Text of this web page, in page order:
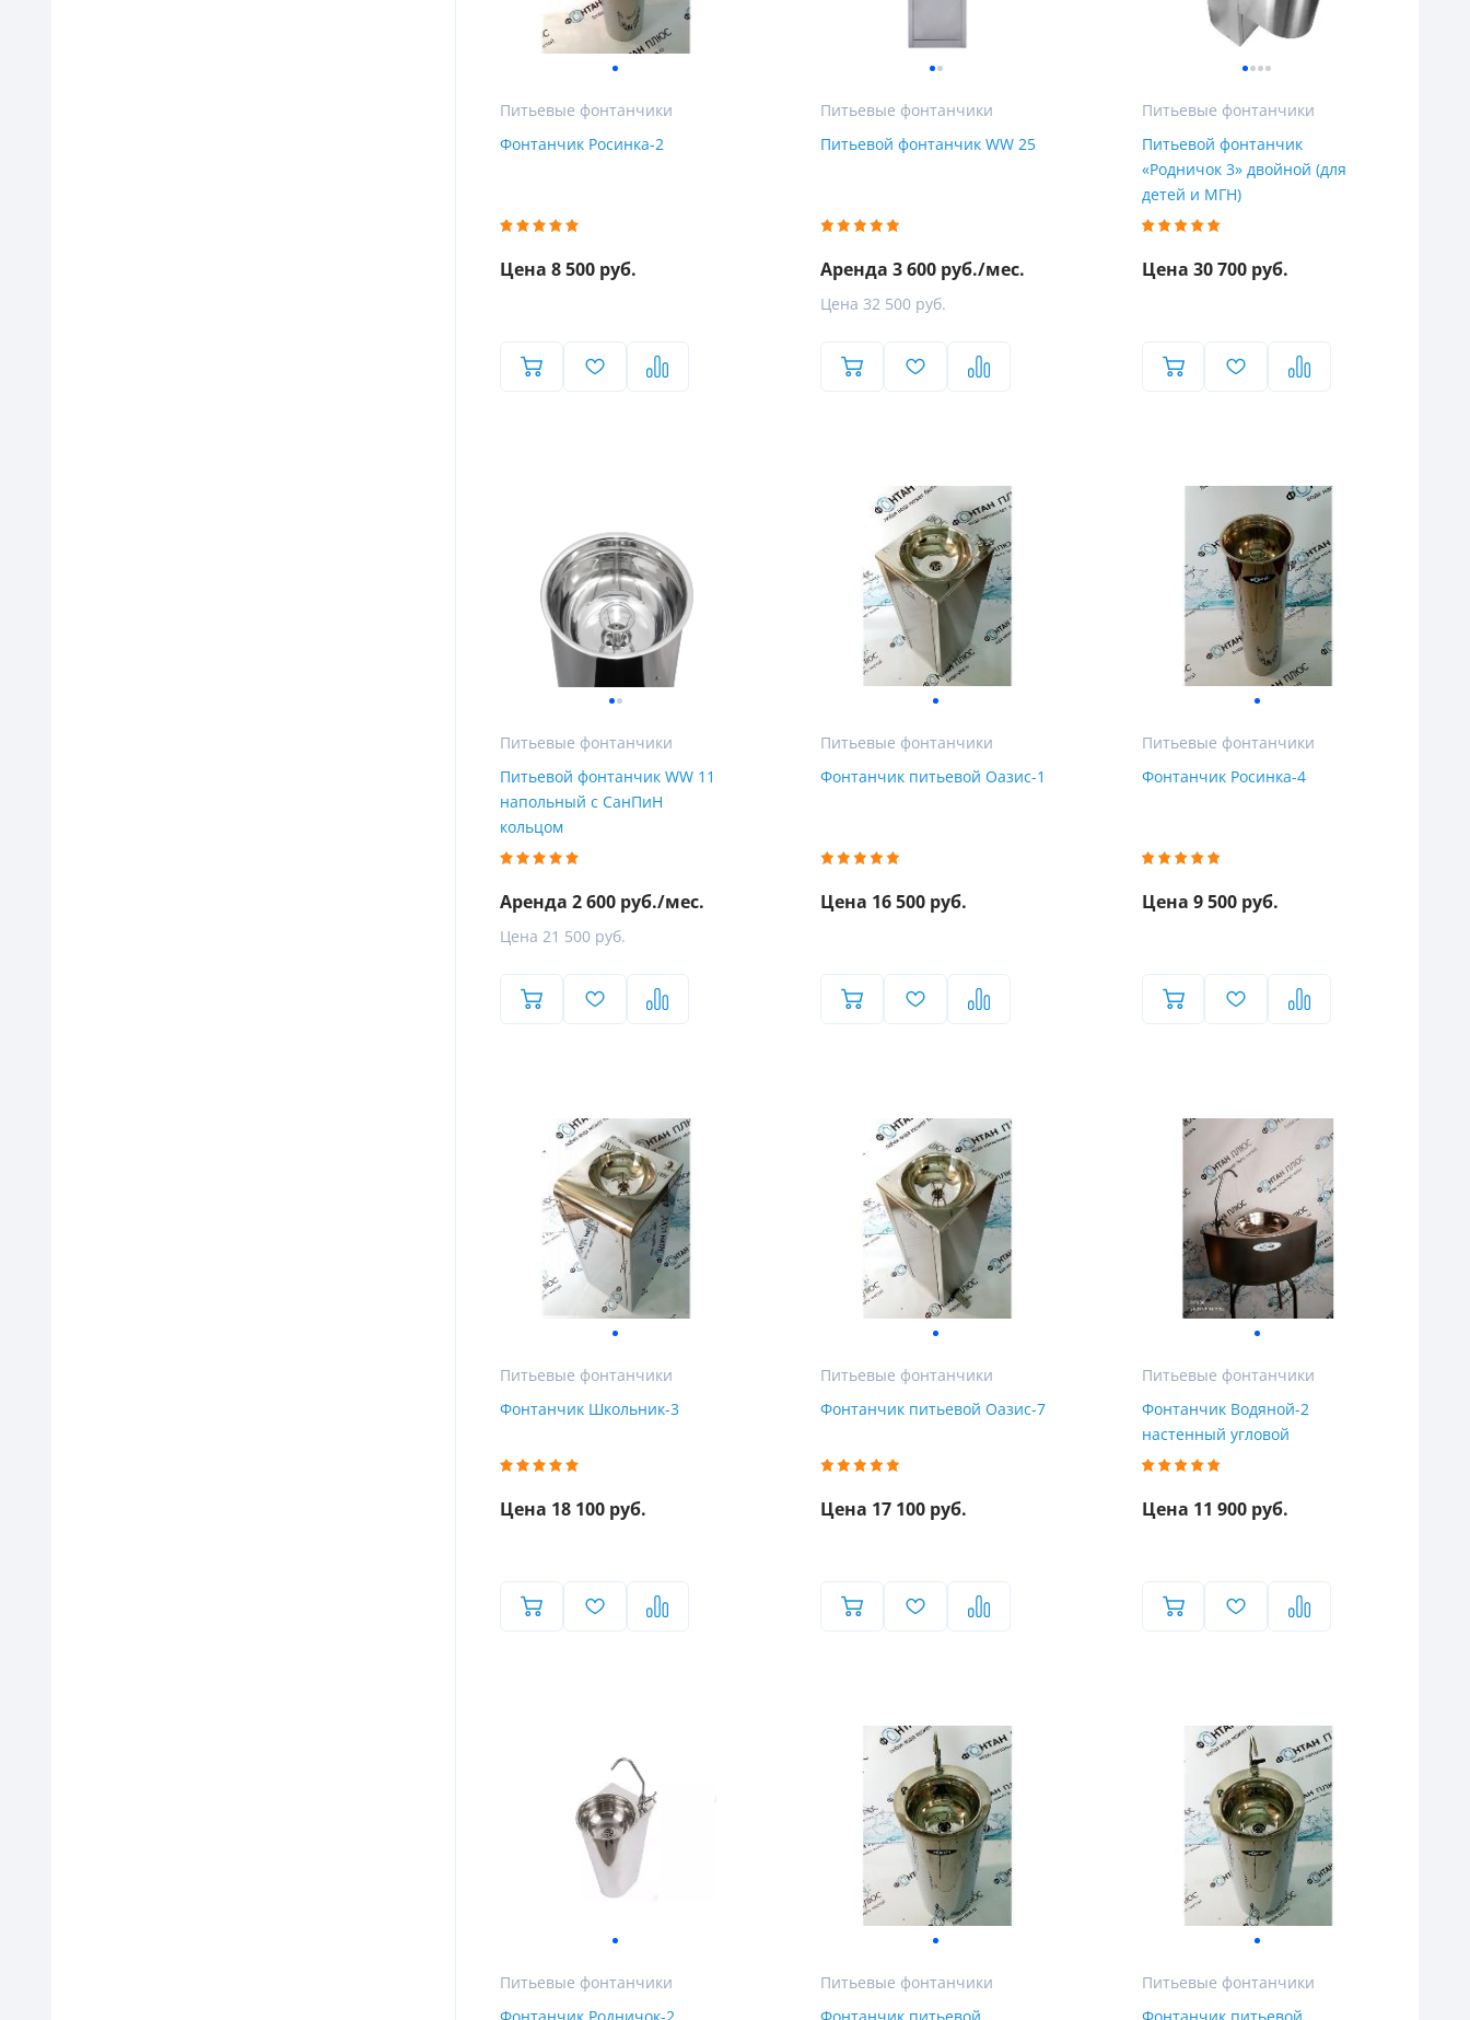
Заказ звонка
Телефон
Выберите причину обращения
Департамент
Я принимаю условия
передачи информации
Фирменные магазины
Питьевые фонтанчики
Фонтанчик Росинка-2
Цена 8 500 руб.
Питьевые фонтанчики
Питьевой фонтанчик WW 25
Аренда 3 600 руб./мес.
Цена 32 500 руб.
Питьевые фонтанчики
Питьевой фонтанчик
«Родничок 3» двойной (для
детей и МГН)
Цена 30 700 руб.
Питьевые фонтанчики
Питьевой фонтанчик WW 11
напольный с СанПиН
кольцом
Аренда 2 600 руб./мес.
Цена 21 500 руб.
Питьевые фонтанчики
Фонтанчик питьевой Оазис-1
Цена 16 500 руб.
Питьевые фонтанчики
Фонтанчик Росинка-4
Цена 9 500 руб.
Питьевые фонтанчики
Фонтанчик Школьник-3
Цена 18 100 руб.
Питьевые фонтанчики
Фонтанчик питьевой Оазис-7
Цена 17 100 руб.
Питьевые фонтанчики
Фонтанчик Водяной-2
настенный угловой
Цена 11 900 руб.
Питьевые фонтанчики
Питьевые фонтанчики
Питьевые фонтанчики
Пожалуйста, введите код из СМC
чтобы подтвердить отправку заявки
Код
Купить в один клик
Я принимаю условия
передачи информации
Отправить заявку
Обратный звонок
Имя
Телефон
Выберите причину обращения